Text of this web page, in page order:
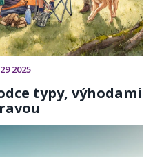
2025
typy, výhodami